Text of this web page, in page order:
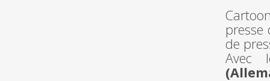
presse
de
Avec